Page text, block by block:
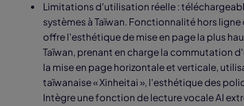
Limitations d'utilisation réelle :
systèmes à Taïwan. Fonctionnalité hors
offre l'esthétique de mise en page la plus
Taïwan, prenant en charge la commutation
la mise en page horizontale et verticale,
taïwanaise « Xinheitai », l'esthétique des
Intègre une fonction de lecture vocale AI